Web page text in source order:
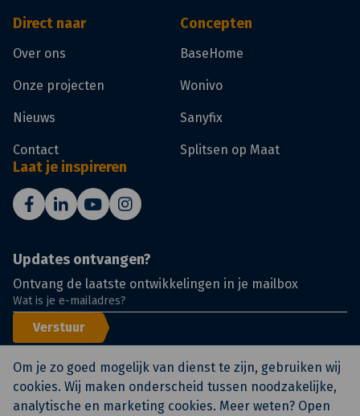
Direct naar
Over ons
Onze projecten
Nieuws
Contact
Concepten
BaseHome
Wonivo
Sanyfix
Splitsen op Maat
Laat je inspireren
Updates ontvangen?
Ontvang de laatste ontwikkelingen in je mailbox
Verstuur
© KlokGroep Certificeringen Voorwaarden
Om je zo goed mogelijk van dienst te zijn, gebruiken wij
cookies. Wij maken onderscheid tussen noodzakelijke,
analytische en marketing cookies. Meer weten? Open